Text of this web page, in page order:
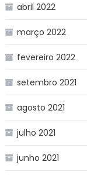
abril 2022
março 2022
fevereiro 2022
setembro 2021
agosto 2021
julho 2021
junho 2021